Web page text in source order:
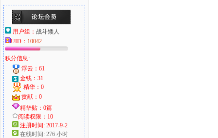
用户组： 战斗矮人
UID： 10042
积分信息:
浮云：61
金钱：31
精华：0
贡献：0
精华贴：0篇
阅读权限：10
注册时间: 2017-9-2
在线时间: 276 小时